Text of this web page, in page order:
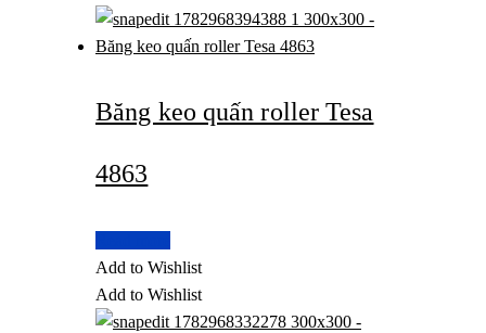
Băng keo quấn roller Tesa
4863
Add to Wishlist
Add to Wishlist